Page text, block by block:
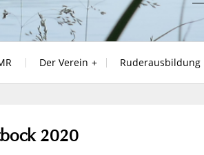
Der Verein Ruderausbildung
2020